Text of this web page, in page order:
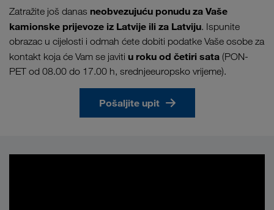
Zatražite još danas neobvezujuću ponudu za Vaše
kamionske prijevoze iz Latvije ili za Latviju. Ispunite
obrazac u cijelosti i odmah ćete dobiti podatke Vaše osobe za
kontakt koja će Vam se javiti u roku od četiri sata (PON-
PET od 08.00 do 17.00 h, srednjeeuropsko vrijeme).
Pošaljite upit